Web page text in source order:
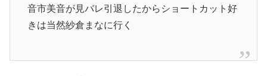
音市美音が見バレ引退したからショートカット好
きは当然紗倉まなに行く